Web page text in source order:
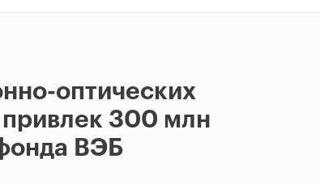
оптических
300 млн
ВЭБ